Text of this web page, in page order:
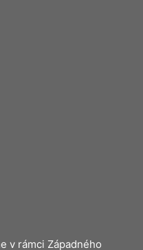
v rámci Západného